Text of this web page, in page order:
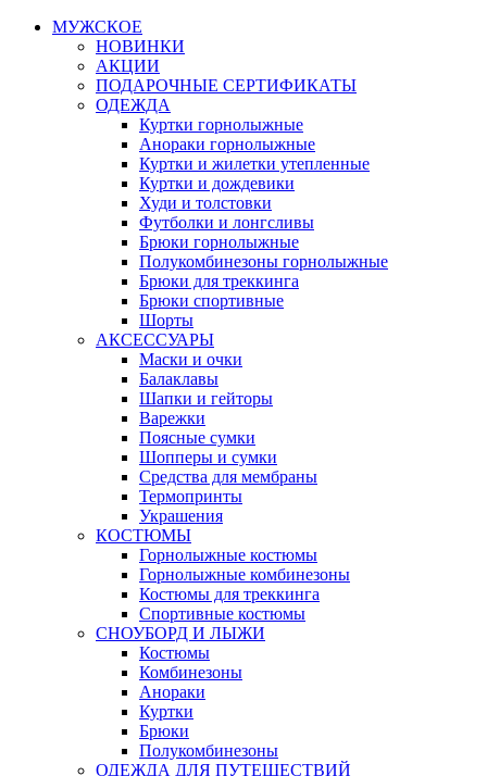
МУЖСКОЕ
НОВИНКИ
АКЦИИ
ПОДАРОЧНЫЕ СЕРТИФИКАТЫ
ОДЕЖДА
Куртки горнолыжные
Анораки горнолыжные
Куртки и жилетки утепленные
Куртки и дождевики
Худи и толстовки
Футболки и лонгсливы
Брюки горнолыжные
Полукомбинезоны горнолыжные
Брюки для треккинга
Брюки спортивные
Шорты
АКСЕССУАРЫ
Маски и очки
Балаклавы
Шапки и гейторы
Варежки
Поясные сумки
Шопперы и сумки
Средства для мембраны
Термопринты
Украшения
КОСТЮМЫ
Горнолыжные костюмы
Горнолыжные комбинезоны
Костюмы для треккинга
Спортивные костюмы
СНОУБОРД И ЛЫЖИ
Костюмы
Комбинезоны
Анораки
Куртки
Брюки
Полукомбинезоны
ОДЕЖДА ДЛЯ ПУТЕШЕСТВИЙ